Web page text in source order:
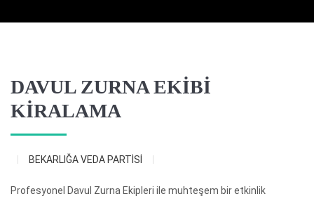
DAVUL ZURNA EKİBİ
KİRALAMA
BEKARLIĞA VEDA PARTİSİ
Profesyonel Davul Zurna Ekipleri ile muhteşem bir etkinlik